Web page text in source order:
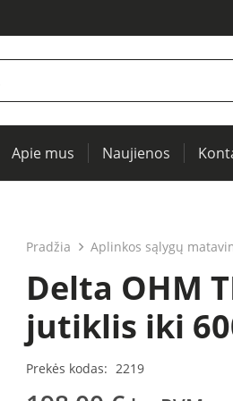
Apie mus Naujienos
Pradžia Aplinkos sąlygų
Delta OHM
jutiklis iki
Prekės kodas: 2219